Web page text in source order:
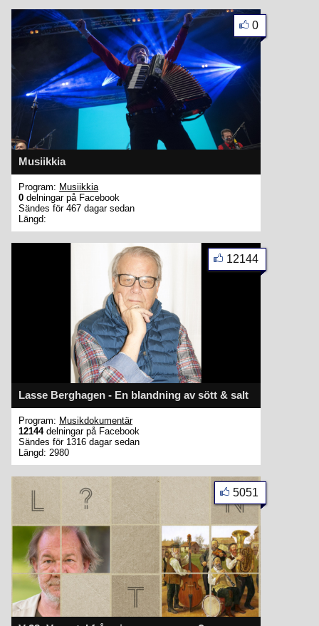
Musiikkia
0
Program: Musiikkia
0 delningar på Facebook
Sändes för 467 dagar sedan
Längd:
Lasse Berghagen - En blandning av sött & salt
12144
Program: Musikdokumentär
12144delningar på Facebook
Sändes för 1316 dagar sedan
Längd: 2980
5051